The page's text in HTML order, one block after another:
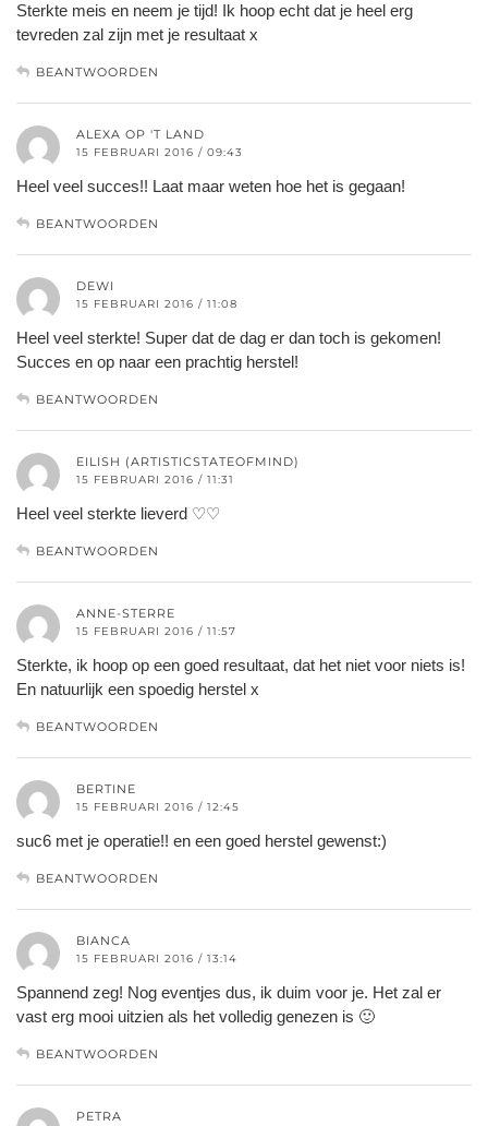
Sterkte meis en neem je tijd! Ik hoop echt dat je heel erg
tevreden zal zijn met je resultaat x
BEANTWOORDEN
ALEXA OP 'T LAND
15 FEBRUARI 2016 / 09:43
Heel veel succes!! Laat maar weten hoe het is gegaan!
BEANTWOORDEN
DEWI
15 FEBRUARI 2016 / 11:08
Heel veel sterkte! Super dat de dag er dan toch is gekomen!
Succes en op naar een prachtig herstel!
BEANTWOORDEN
EILISH (ARTISTICSTATEOFMIND)
15 FEBRUARI 2016 / 11:31
Heel veel sterkte lieverd ♡♡
BEANTWOORDEN
ANNE-STERRE
15 FEBRUARI 2016 / 11:57
Sterkte, ik hoop op een goed resultaat, dat het niet voor niets is!
En natuurlijk een spoedig herstel x
BEANTWOORDEN
BERTINE
15 FEBRUARI 2016 / 12:45
suc6 met je operatie!! en een goed herstel gewenst:)
BEANTWOORDEN
BIANCA
15 FEBRUARI 2016 / 13:14
Spannend zeg! Nog eventjes dus, ik duim voor je. Het zal er
vast erg mooi uitzien als het volledig genezen is 🙂
BEANTWOORDEN
PETRA